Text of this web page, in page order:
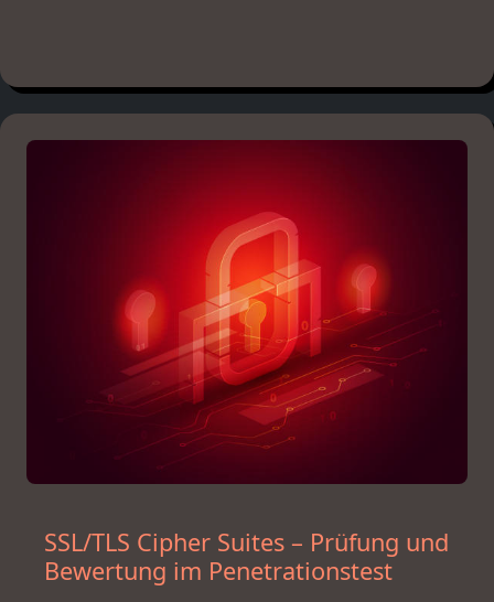
SSL/TLS Cipher Suites – Prüfung und
Bewertung im Penetrationstest